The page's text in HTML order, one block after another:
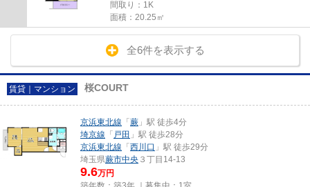
間取り：1K
面積：20.25㎡
全6件を表示する
賃貸｜マンション 桜COURT
京浜東北線 「 蕨 」駅 徒歩4分
埼京線 「 戸田 」駅 徒歩28分
京浜東北線 「 西川口 」駅 徒歩29分
埼玉県蕨市中央 ３丁目14-13
9.6万円